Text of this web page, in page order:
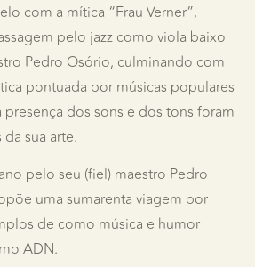
com a mítica “Frau Verner”,
pelo jazz como viola baixo
Pedro Osório, culminando com
pontuada por músicas populares
presença dos sons e dos tons foram
sua arte.
pelo seu (fiel) maestro Pedro
uma sumarenta viagem por
de como música e humor
ADN.